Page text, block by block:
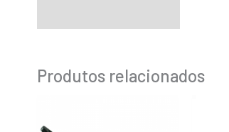
Produtos relacionados